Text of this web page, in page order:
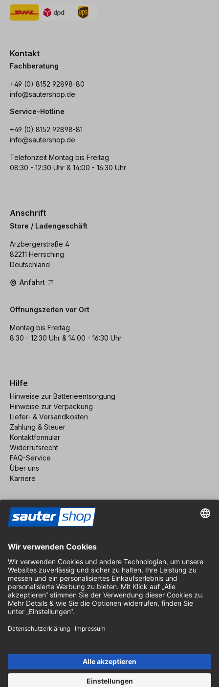
Kontakt
Fachberatung
+49 (0) 8152 92898-80
info@sautershop.de
Service-Hotline
+49 (0) 8152 92898-81
info@sautershop.de
Telefonzeit Montag bis Freitag
08:30 - 12:30 Uhr & 14:00 - 16:30 Uhr
Anschrift
Store / Ladengeschäft
Arzbergerstraße 4
82211 Herrsching
Deutschland
Anfahrt
Öffnungszeiten vor Ort
Montag bis Freitag
8:30 - 12:30 Uhr & 14:00 - 16:30 Uhr
Hilfe
Hinweise zur Batterieentsorgung
Hinweise zur Verpackung
Liefer- & Versandkosten
Zahlung & Steuer
Kontaktformular
Widerrufsrecht
FAQ-Service
Über uns
Karriere
Impressum
AGB
Datenschutz
Cookie-Einstellungen
© 2026 sauter GmbH
* kostenloser Versand ab 150 Euro Bestellwert innerhalb
Deutschlands für die Standard-Paketgrößen - ausgenommen
Sperrgut und Fracht
In Abh. des Lieferlandes kann die MwSt. an der Kasse variieren.